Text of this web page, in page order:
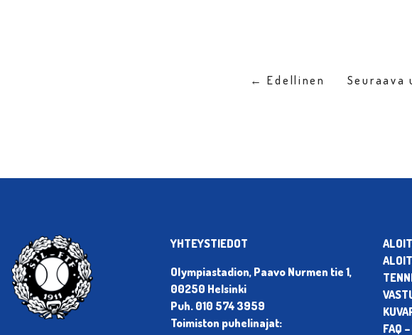
← Edellinen
YHTEYSTIEDOT
Olympiastadion, Paavo Nurmen tie 1,
00250 Helsinki
Puh. 010 574 3959
Toimiston puhelinajat:
FAQ